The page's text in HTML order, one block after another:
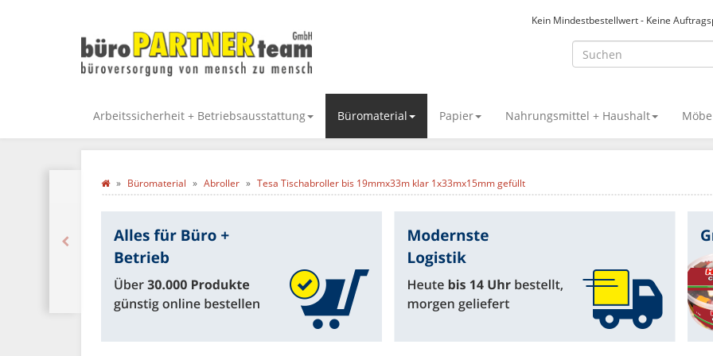
Kein Mindestbestellwert - Keine
Arbeitssicherheit + Betriebsausstattung Büromaterial Papier Nahrungsmittel + Haushalt
Büromaterial Abroller Tesa Tischabroller bis 19mmx33m klar 1x33mx15mm gefüllt